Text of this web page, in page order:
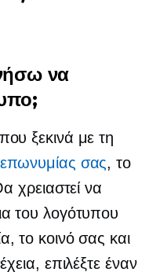
να
ξεκινά με τη
σας, το
χρειαστεί να
του λογότυπου
το κοινό σας και
επιλέξτε έναν